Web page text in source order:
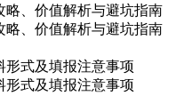
略、价值解析与避坑指南
略、价值解析与避坑指南
形式及填报注意事项
形式及填报注意事项